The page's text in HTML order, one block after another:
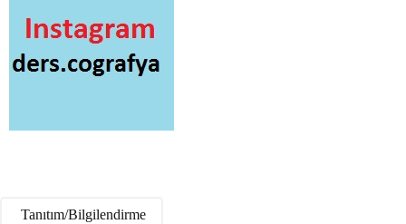
Tanıtım/Bilgilendirme